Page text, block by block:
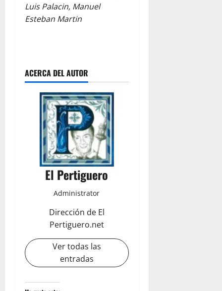
Luis Palacin, Manuel
Esteban Martin
ACERCA DEL AUTOR
El Pertiguero
Administrator
Dirección de El
Pertiguero.net
Ver todas las
entradas